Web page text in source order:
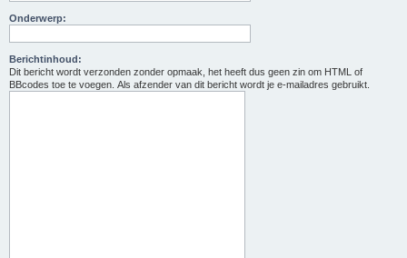
Onderwerp:
Berichtinhoud:
Dit bericht wordt verzonden zonder opmaak, het heeft dus geen zin om HTML of
BBcodes toe te voegen. Als afzender van dit bericht wordt je e-mailadres gebruikt.